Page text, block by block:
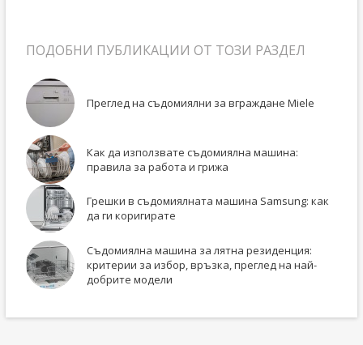
ПОДОБНИ ПУБЛИКАЦИИ ОТ ТОЗИ РАЗДЕЛ
Преглед на съдомиялни за вграждане Miele
Как да използвате съдомиялна машина:
правила за работа и грижа
Грешки в съдомиялната машина Samsung: как
да ги коригирате
Съдомиялна машина за лятна резиденция:
критерии за избор, връзка, преглед на най-
добрите модели